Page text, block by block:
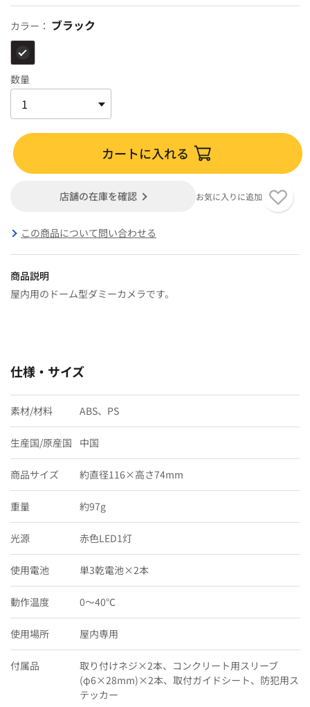
カラー： ブラック
数量
カートに入れる
店舗の在庫を確認 お気に入りに追加
この商品について問い合わせる
商品説明
屋内用のドーム型ダミーカメラです。
仕様・サイズ
素材/材料 ABS、PS
生産国/原産国 中国
商品サイズ 約直径116×高さ74mm
重量 約97g
光源 赤色LED1灯
使用電池 単3乾電池×2本
動作温度 0〜40℃
使用場所 屋内専用
付属品
取り付けネジ×2本、コンクリート用スリーブ
(φ6×28mm)×2本、取付ガイドシート、防犯用ス
テッカー